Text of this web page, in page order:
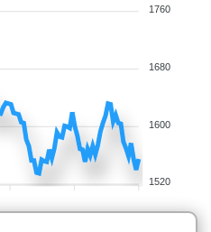
1760
1680
1600
1520